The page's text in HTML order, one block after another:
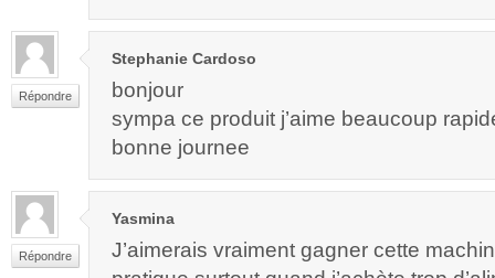
Répondre
Stephanie Cardoso
bonjour
sympa ce produit j’aime beaucoup
bonne journee
Répondre
Yasmina
J’aimerais vraiment gagner cette